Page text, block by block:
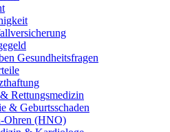
Gesundheitsfragen
Rettungsmedizin
& Geburtsschaden
Ohren (HNO)